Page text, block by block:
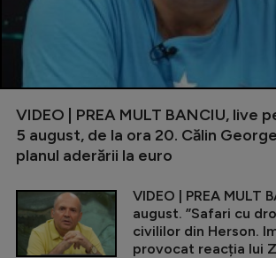
VIDEO | PREA MULT BANCIU, live
5 august, de la ora 20. Călin
planul aderării la euro
VIDEO | PREA MULT
august. ”Safari cu
civililor din Herson.
provocat reacția lui